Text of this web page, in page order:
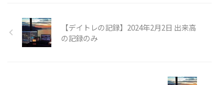
【デイトレの記録】2024年2月2日 出来高
の記録のみ